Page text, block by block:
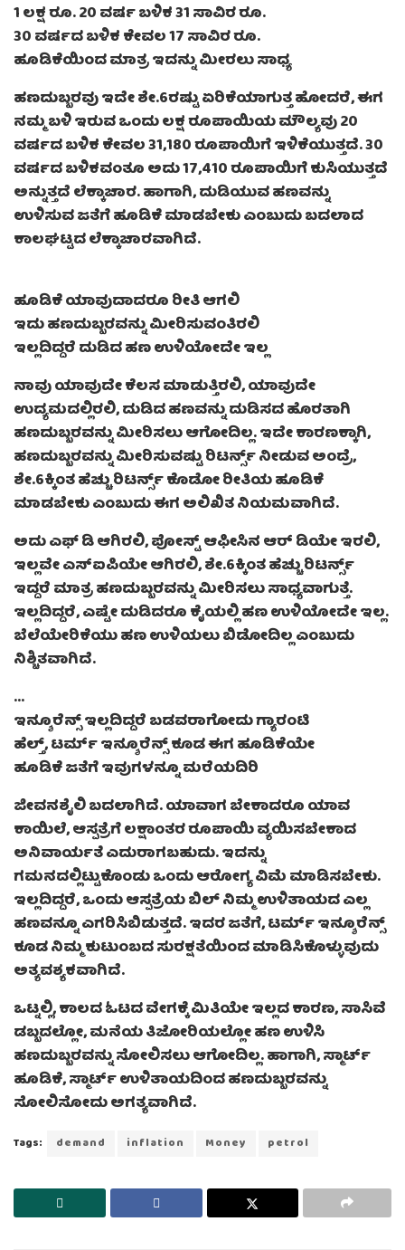
1 ಲಕ್ಷ ರೂ. 20 ವರ್ಷ ಬಳಿಕ 31 ಸಾವಿರ ರೂ.
30 ವರ್ಷದ ಬಳಿಕ ಕೇವಲ 17 ಸಾವಿರ ರೂ.
ಹೂಡಿಕೆಯಿಂದ ಮಾತ್ರ ಇದನ್ನು ಮೀರಲು ಸಾಧ್ಯ
ಹಣದುಬ್ಬರವು ಇದೇ ಶೇ.6ರಷ್ಟು ಏರಿಕೆಯಾಗುತ್ತ ಹೋದರೆ, ಈಗ
ನಮ್ಮ ಬಳಿ ಇರುವ ಒಂದು ಲಕ್ಷ ರೂಪಾಯಿಯ ಮೌಲ್ಯವು 20
ವರ್ಷದ ಬಳಿಕ ಕೇವಲ 31,180 ರೂಪಾಯಿಗೆ ಇಳಿಕೆಯುತ್ತದೆ. 30
ವರ್ಷದ ಬಳಿಕವಂತೂ ಅದು 17,410 ರೂಪಾಯಿಗೆ ಕುಸಿಯುತ್ತದೆ
ಅನ್ನುತ್ತದೆ ಲೆಕ್ಕಾಚಾರ. ಹಾಗಾಗಿ, ದುಡಿಯುವ ಹಣವನ್ನು
ಉಳಿಸುವ ಜತೆಗೆ ಹೂಡಿಕೆ ಮಾಡಬೇಕು ಎಂಬುದು ಬದಲಾದ
ಕಾಲಘಟ್ಟದ ಲೆಕ್ಕಾಚಾರವಾಗಿದೆ.
ಹೂಡಿಕೆ ಯಾವುದಾದರೂ ರೀತಿ ಆಗಲಿ
ಇದು ಹಣದುಬ್ಬರವನ್ನು ಮೀರಿಸುವಂತಿರಲಿ
ಇಲ್ಲದಿದ್ದರೆ ದುಡಿದ ಹಣ ಉಳಿಯೋದೇ ಇಲ್ಲ
ನಾವು ಯಾವುದೇ ಕೆಲಸ ಮಾಡುತ್ತಿರಲಿ, ಯಾವುದೇ
ಉದ್ಯಮದಲ್ಲಿರಲಿ, ದುಡಿದ ಹಣವನ್ನು ದುಡಿಸದ ಹೊರತಾಗಿ
ಹಣದುಬ್ಬರವನ್ನು ಮೀರಿಸಲು ಆಗೋದಿಲ್ಲ. ಇದೇ ಕಾರಣಕ್ಕಾಗಿ,
ಹಣದುಬ್ಬರವನ್ನು ಮೀರಿಸುವಷ್ಟು ರಿಟರ್ನ್ಸ್ ನೀಡುವ ಅಂದ್ರೆ,
ಶೇ.6ಕ್ಕಿಂತ ಹೆಚ್ಚು ರಿಟರ್ನ್ಸ್ ಕೊಡೋ ರೀತಿಯ ಹೂಡಿಕೆ
ಮಾಡಬೇಕು ಎಂಬುದು ಈಗ ಅಲಿಖಿತ ನಿಯಮವಾಗಿದೆ.
ಅದು ಎಫ್ ಡಿ ಆಗಿರಲಿ, ಪೋಸ್ಟ್ ಆಫೀಸಿನ ಆರ್ ಡಿಯೇ ಇರಲಿ,
ಇಲ್ಲವೇ ಎಸ್ಐಪಿಯೇ ಆಗಿರಲಿ, ಶೇ.6ಕ್ಕಿಂತ ಹೆಚ್ಚು ರಿಟರ್ನ್ಸ್
ಇದ್ದರೆ ಮಾತ್ರ ಹಣದುಬ್ಬರವನ್ನು ಮೀರಿಸಲು ಸಾಧ್ಯವಾಗುತ್ತೆ.
ಇಲ್ಲದಿದ್ದರೆ, ಎಷ್ಟೇ ದುಡಿದರೂ ಕೈಯಲ್ಲಿ ಹಣ ಉಳಿಯೋದೇ ಇಲ್ಲ.
ಬೆಲೆಯೇರಿಕೆಯು ಹಣ ಉಳಿಯಲು ಬಿಡೋದಿಲ್ಲ ಎಂಬುದು
ನಿಶ್ಚಿತವಾಗಿದೆ.
…
ಇನ್ಶೂರೆನ್ಸ್ ಇಲ್ಲದಿದ್ದರೆ ಬಡವರಾಗೋದು ಗ್ಯಾರಂಟಿ
ಹೆಲ್ತ್, ಟರ್ಮ್ ಇನ್ಶೂರೆನ್ಸ್ ಕೂಡ ಈಗ ಹೂಡಿಕೆಯೇ
ಹೂಡಿಕೆ ಜತೆಗೆ ಇವುಗಳನ್ನೂ ಮರೆಯದಿರಿ
ಜೀವನಶೈಲಿ ಬದಲಾಗಿದೆ. ಯಾವಾಗ ಬೇಕಾದರೂ ಯಾವ
ಕಾಯಿಲೆ, ಆಸ್ಪತ್ರೆಗೆ ಲಕ್ಷಾಂತರ ರೂಪಾಯಿ ವ್ಯಯಿಸಬೇಕಾದ
ಅನಿವಾರ್ಯತೆ ಎದುರಾಗಬಹುದು. ಇದನ್ನು
ಗಮನದಲ್ಲಿಟ್ಟುಕೊಂಡು ಒಂದು ಆರೋಗ್ಯ ವಿಮೆ ಮಾಡಿಸಬೇಕು.
ಇಲ್ಲದಿದ್ದರೆ, ಒಂದು ಆಸ್ಪತ್ರೆಯ ಬಿಲ್ ನಿಮ್ಮ ಉಳಿತಾಯದ ಎಲ್ಲ
ಹಣವನ್ನೂ ಎಗರಿಸಿಬಿಡುತ್ತದೆ. ಇದರ ಜತೆಗೆ, ಟರ್ಮ್ ಇನ್ಶೂರೆನ್ಸ್
ಕೂಡ ನಿಮ್ಮ ಕುಟುಂಬದ ಸುರಕ್ಷತೆಯಿಂದ ಮಾಡಿಸಿಕೊಳ್ಳುವುದು
ಅತ್ಯವಶ್ಯಕವಾಗಿದೆ.
ಒಟ್ನಲ್ಲಿ, ಕಾಲದ ಓಟದ ವೇಗಕ್ಕೆ ಮಿತಿಯೇ ಇಲ್ಲದ ಕಾರಣ, ಸಾಸಿವೆ
ಡಬ್ಬದಲ್ಲೋ, ಮನೆಯ ತಿಜೋರಿಯಲ್ಲೋ ಹಣ ಉಳಿಸಿ
ಹಣದುಬ್ಬರವನ್ನು ಸೋಲಿಸಲು ಆಗೋದಿಲ್ಲ. ಹಾಗಾಗಿ, ಸ್ಮಾರ್ಟ್
ಹೂಡಿಕೆ, ಸ್ಮಾರ್ಟ್ ಉಳಿತಾಯದಿಂದ ಹಣದುಬ್ಬರವನ್ನು
ಸೋಲಿಸೋದು ಅಗತ್ಯವಾಗಿದೆ.
Tags: demand inflation Money petrol